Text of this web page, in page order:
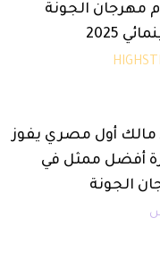
مهرجان الجونة
2025
مالك أول مصري يفوز
أفضل ممثل في
الجونة